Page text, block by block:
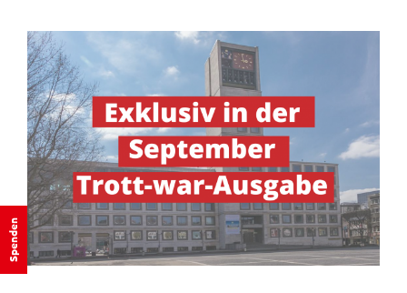
Spenden